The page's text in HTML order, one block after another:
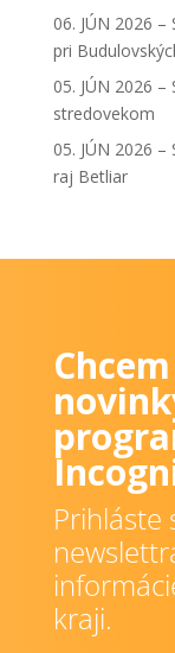
06. JÚN 2026
pri
05. JÚN 2026
stredovekom
05. JÚN 2026
raj Betliar
Prihláste
kraji.